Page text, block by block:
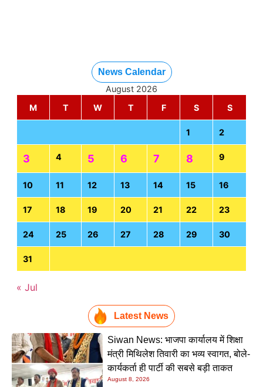
News Calendar
August 2026
M
T W T F S S
1 2
3 4 5 6 7 8 9
10 11 12 13 14 15 16
17 18 19 20 21 22 23
24 25 26 27 28 29 30
31
« Jul
Latest News
Siwan News: भाजपा कार्यालय में शिक्षा
मंत्री मिथिलेश तिवारी का भव्य स्वागत, बोले-
कार्यकर्ता ही पार्टी की सबसे बड़ी ताकत
August 8, 2026